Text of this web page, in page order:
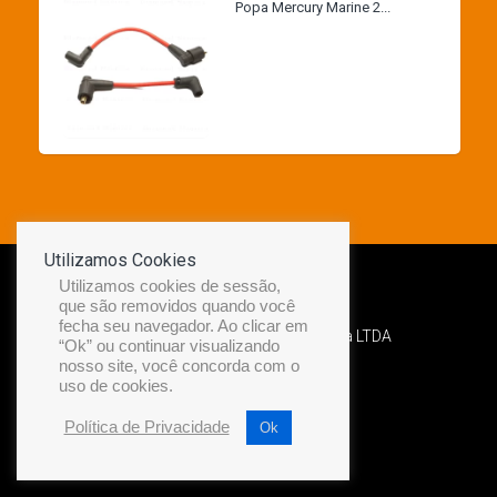
Popa Mercury Marine 2...
Desenvolvido por Diamond Náutica LTDA
Utilizamos Cookies
Utilizamos cookies de sessão,
que são removidos quando você
fecha seu navegador. Ao clicar em
“Ok” ou continuar visualizando
nosso site, você concorda com o
uso de cookies.
Política de Privacidade Ok